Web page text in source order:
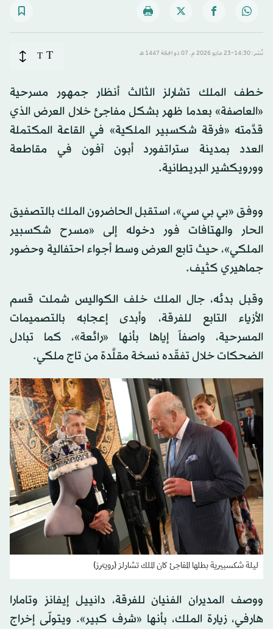
نُشر: 14:30-23 مايو 2026 م ـ 07 ذو الحِجّة 1447 هـ T
T
خطف الملك تشارلز الثالث أنظار جمهور مسرحية
«العاصفة» بعدما ظهر بشكل مفاجئ خلال العرض الذي
قدَّمته «فرقة شكسبير الملكية» في القاعة المكتملة
العدد بمدينة ستراتفورد أبون آفون في مقاطعة
وورويكشير البريطانية.
ووفق «بي بي سي»، استقبل الحاضرون الملك بالتصفيق
الحار والهتافات فور دخوله إلى «مسرح شكسبير
الملكي»، حيث تابع العرض وسط أجواء احتفالية وحضور
جماهيري كثيف.
وقبل بدئه، جال الملك خلف الكواليس شملت قسم
الأزياء التابع للفرقة، وأبدى إعجابه بالتصميمات
المسرحية، واصفاً إياها بأنها «رائعة»، كما تبادل
الضحكات خلال تفقّده نسخة مقلَّدة من تاج ملكي.
ليلة شكسبيرية بطلها المفاجئ كان الملك تشارلز (رويترز)
ووصف المديران الفنيان للفرقة، دانييل إيفانز وتامارا
هارفي، زيارة الملك، بأنها «شرف كبير». ويتولّى إخراج